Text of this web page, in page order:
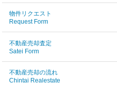
物件リクエスト
Request Form
不動産売却査定
Satei Form
不動産売却の流れ
Chintai Realestate